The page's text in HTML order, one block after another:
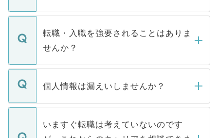
ます。通常、5営業日以内にはご連絡をせて
いただきますので、しばらくお待ちくださ
い。
マイナビDOCTORで取り扱っている求人の
うち約3割は、Webサイトからご覧いただ
けない「非公開求人」です。非公開求人は
下記の理由によって、一般には公開してい
ません。
■応募殺到を避けるため 人気のある医療機
関を公にしてしまうと、応募が殺到する場
に、医療機関が求める条件に合った人材の
転職・入職を強要されることはありま
せんか？
転職・入職を強要することは一切ありませ
ん。また、仮に応募先から内定をいただい
定を承諾する必要はありません。内定先へ
の辞退の連絡はキャリアパートナーが行い
ますので、ご安心ください。
個人情報は漏えいしませんか？
個人情報が漏えいすることはありませんの
で、ご安心ください。当サイトからの登録
などで収集したご登録者様の個人情報は、
いますぐ転職は考えていないのです